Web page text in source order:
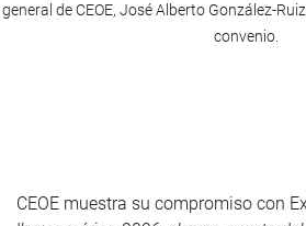
general de CEOE, José Alberto González-
convenio.
CEOE muestra su compromiso con